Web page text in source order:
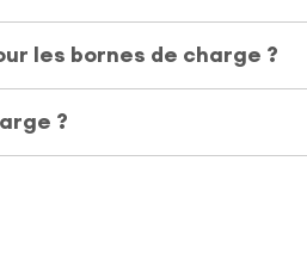
les bornes de charge ?
?